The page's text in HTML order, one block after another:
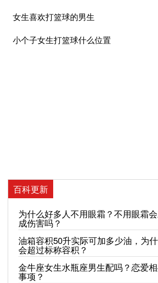
女生喜欢打篮球的男生
小个子女生打篮球什么位置
百科更新
为什么好多人不用眼霜？不用眼霜
成伤害吗？
油箱容积50升实际可加多少油，为
会超过标称容积？
金牛座女生水瓶座男生配吗？恋爱
事项？